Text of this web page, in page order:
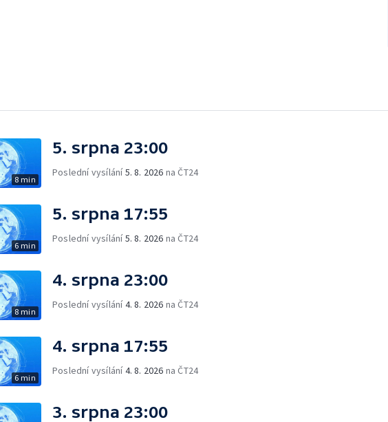
8 min
5. srpna 23:00
Poslední vysílání5. 8. 2026 na ČT24
6 min
5. srpna 17:55
Poslední vysílání5. 8. 2026 na ČT24
8 min
4. srpna 23:00
Poslední vysílání4. 8. 2026 na ČT24
6 min
4. srpna 17:55
Poslední vysílání4. 8. 2026 na ČT24
3. srpna 23:00